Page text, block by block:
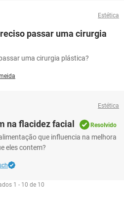
Estética
passar uma cirurgia
uma cirurgia plástica?
Estética
na flacidez facial Resolvido
que influencia na melhora
eles contem?
1 - 10 de 10